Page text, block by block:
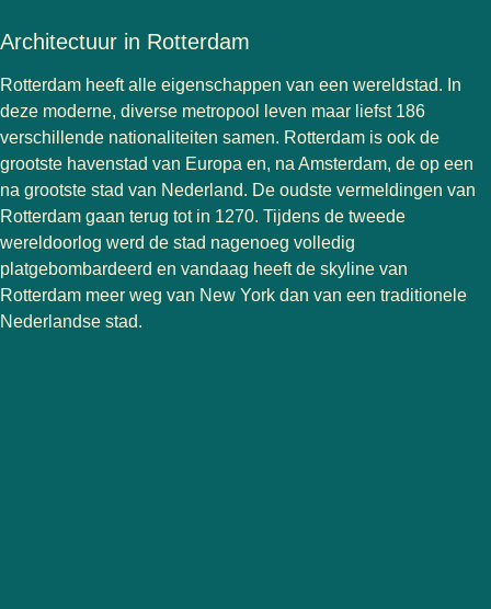
Architectuur in Rotterdam
Rotterdam heeft alle eigenschappen van een wereldstad. In
deze moderne, diverse metropool leven maar liefst 186
verschillende nationaliteiten samen. Rotterdam is ook de
grootste havenstad van Europa en, na Amsterdam, de op een
na grootste stad van Nederland. De oudste vermeldingen van
Rotterdam gaan terug tot in 1270. Tijdens de tweede
wereldoorlog werd de stad nagenoeg volledig
platgebombardeerd en vandaag heeft de skyline van
Rotterdam meer weg van New York dan van een traditionele
Nederlandse stad.